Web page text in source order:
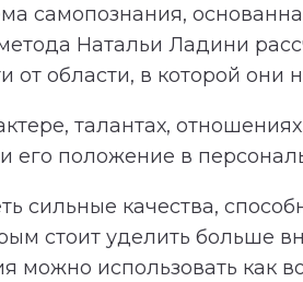
самопознания,
Натальи Ладини
области, в которой они
талантах,
его положение в
сильные качества,
стоит уделить больше
можно использовать как